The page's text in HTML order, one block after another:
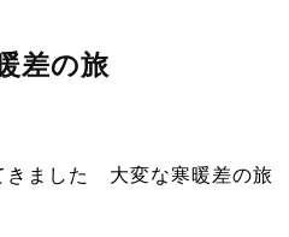
差の旅
きました 大変な寒暖差の旅